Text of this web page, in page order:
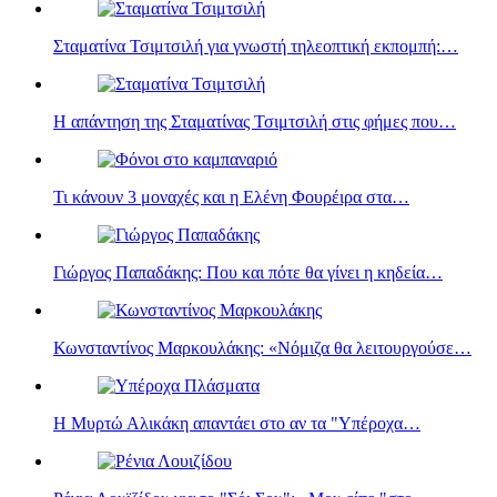
Σταματίνα Τσιμτσιλή για γνωστή τηλεοπτική εκπομπή:…
Η απάντηση της Σταματίνας Τσιμτσιλή στις φήμες που…
Τι κάνουν 3 μοναχές και η Eλένη Φουρέιρα στα…
Γιώργος Παπαδάκης: Που και πότε θα γίνει η κηδεία…
Κωνσταντίνος Μαρκουλάκης: «Νόμιζα θα λειτουργούσε…
Η Μυρτώ Αλικάκη απαντάει στο αν τα "Υπέροχα…